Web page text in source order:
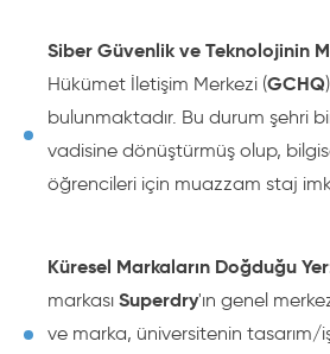
Siber Güvenlik ve Teknolojinin
Hükümet İletişim Merkezi (GCHQ
bulunmaktadır. Bu durum şehri
vadisine dönüştürmüş olup,
öğrencileri için muazzam staj
Küresel Markaların Doğduğu
markası Superdry'ın genel
ve marka, üniversitenin tasarım/